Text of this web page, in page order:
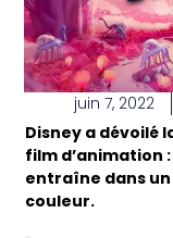
juin 7, 2022
Disney a dévoilé
film d’animation
entraîne dans
couleur.